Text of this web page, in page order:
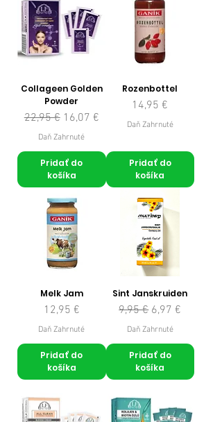
Collageen Golden
Powder
Normálna cena
22,95 € Zľavnená cena
16,07 €
Daň Zahrnuté
Pridať do
košíka
Rozenbottel
Cena
14,95 €
Daň Zahrnuté
Pridať do
košíka
Melk Jam
Cena
12,95 €
Daň Zahrnuté
Pridať do
košíka
Sint Janskruiden
Normálna cena
9,95 € Zľavnená cena
6,97 €
Daň Zahrnuté
Pridať do
košíka